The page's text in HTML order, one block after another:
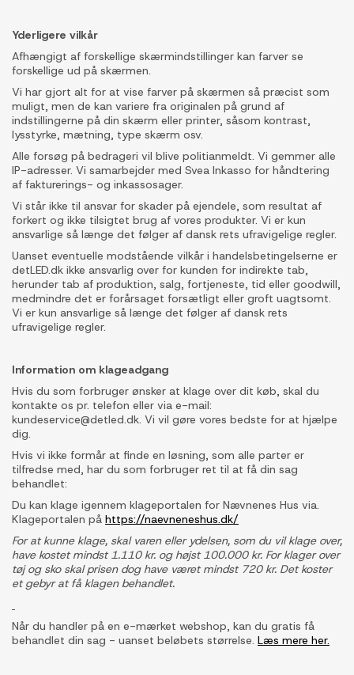
Yderligere vilkår
Afhængigt af forskellige skærmindstillinger kan farver se
forskellige ud på skærmen.
Vi har gjort alt for at vise farver på skærmen så præcist som
muligt, men de kan variere fra originalen på grund af
indstillingerne på din skærm eller printer, såsom kontrast,
lysstyrke, mætning, type skærm osv.
Alle forsøg på bedrageri vil blive politianmeldt. Vi gemmer alle
IP-adresser. Vi samarbejder med Svea Inkasso for håndtering
af fakturerings- og inkassosager.
Vi står ikke til ansvar for skader på ejendele, som resultat af
forkert og ikke tilsigtet brug af vores produkter. Vi er kun
ansvarlige så længe det følger af dansk rets ufravigelige regler.
Uanset eventuelle modstående vilkår i handelsbetingelserne er
detLED.dk ikke ansvarlig over for kunden for indirekte tab,
herunder tab af produktion, salg, fortjeneste, tid eller goodwill,
medmindre det er forårsaget forsætligt eller groft uagtsomt.
Vi er kun ansvarlige så længe det følger af dansk rets
ufravigelige regler.
Information om klageadgang
Hvis du som forbruger ønsker at klage over dit køb, skal du
kontakte os pr. telefon eller via e-mail:
kundeservice@detled.dk. Vi vil gøre vores bedste for at hjælpe
dig.
Hvis vi ikke formår at finde en løsning, som alle parter er
tilfredse med, har du som forbruger ret til at få din sag
behandlet:
Du kan klage igennem klageportalen for Nævnenes Hus via.
Klageportalen på https://naevneneshus.dk/
For at kunne klage, skal varen eller ydelsen, som du vil klage over,
have kostet mindst 1.110 kr. og højst 100.000 kr. For klager over
tøj og sko skal prisen dog have været mindst 720 kr. Det koster
et gebyr at få klagen behandlet.
Når du handler på en e-mærket webshop, kan du gratis få
behandlet din sag - uanset beløbets størrelse. Læs mere her.